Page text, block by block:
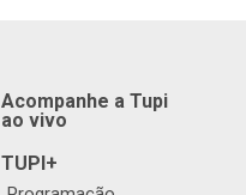
Acompanhe a Tupi
ao vivo
TUPI+